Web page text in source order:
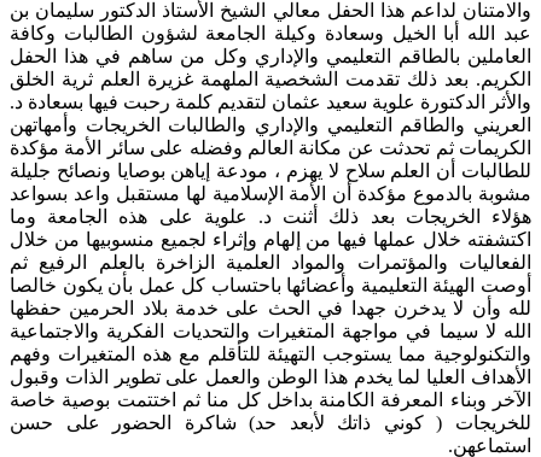
والامتنان لداعم هذا الحفل معالي الشيخ الأستاذ الدكتور سليمان بن
عبد الله أبا الخيل وسعادة وكيلة الجامعة لشؤون الطالبات وكافة
العاملين بالطاقم التعليمي والإداري وكل من ساهم في هذا الحفل
الكريم. بعد ذلك تقدمت الشخصية الملهمة غزيرة العلم ثرية الخلق
والأثر الدكتورة علوية سعيد عثمان لتقديم كلمة رحبت فيها بسعادة د.
العريني والطاقم التعليمي والإداري والطالبات الخريجات وأمهاتهن
الكريمات ثم تحدثت عن مكانة العالم وفضله على سائر الأمة مؤكدة
للطالبات أن العلم سلاح لا يهزم ، مودعة إياهن بوصايا ونصائح جليلة
مشوبة بالدموع مؤكدة أن الأمة الإسلامية لها مستقبل واعد بسواعد
هؤلاء الخريجات بعد ذلك أثنت د. علوية على هذه الجامعة وما
اكتشفته خلال عملها فيها من إلهام وإثراء لجميع منسوبيها من خلال
الفعاليات والمؤتمرات والمواد العلمية الزاخرة بالعلم الرفيع ثم
أوصت الهيئة التعليمية وأعضائها باحتساب كل عمل بأن يكون خالصا
لله وأن لا يدخرن جهدا في الحث على خدمة بلاد الحرمين حفظها
الله لا سيما في مواجهة المتغيرات والتحديات الفكرية والاجتماعية
والتكنولوجية مما يستوجب التهيئة للتأقلم مع هذه المتغيرات وفهم
الأهداف العليا لما يخدم هذا الوطن والعمل على تطوير الذات وقبول
الآخر وبناء المعرفة الكامنة بداخل كل منا ثم اختتمت بوصية خاصة
للخريجات ( كوني ذاتك لأبعد حد) شاكرة الحضور على حسن
استماعهن.